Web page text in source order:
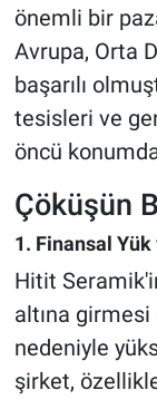
önemli bir
Avrupa, Orta
başarılı
tesisleri ve
öncü
Çöküşün
1. Finansal
Hitit
altına girmesi
nedeniyle
şirket,